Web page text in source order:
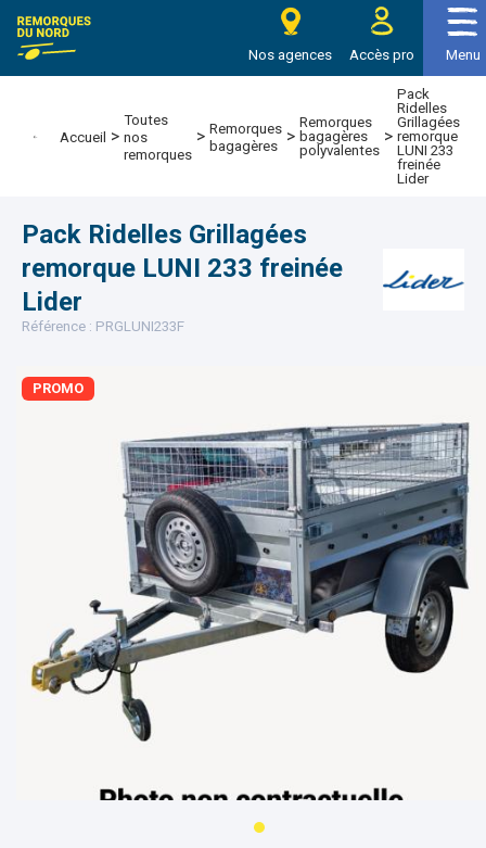
Remorques du nord
Nos agences Accès pro Menu
Accueil >
Toutes
nos
remorques
>Remorques
bagagères >
Remorques
bagagères
polyvalentes
>
Pack
Ridelles
Grillagées
remorque
LUNI 233
freinée
Lider
PROMO
Pack Ridelles Grillagées
remorque LUNI 233 freinée
Lider
Référence : PRGLUNI233F